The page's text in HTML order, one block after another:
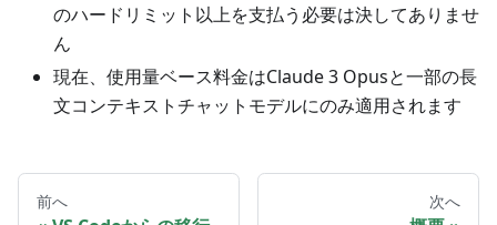
のハードリミット以上を支払う必要は決してありませ
ん
現在、使用量ベース料金はClaude 3 Opusと一部の長
文コンテキストチャットモデルにのみ適用されます
前へ 次へ